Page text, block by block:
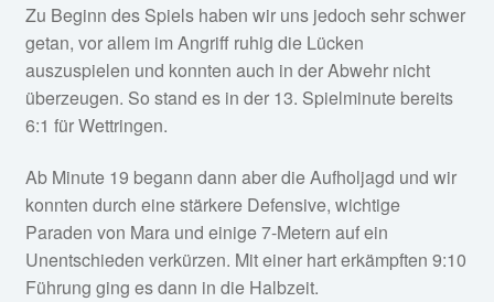
Zu Beginn des Spiels haben wir uns jedoch sehr schwer
getan, vor allem im Angriff ruhig die Lücken
auszuspielen und konnten auch in der Abwehr nicht
überzeugen. So stand es in der 13. Spielminute bereits
6:1 für Wettringen.
Ab Minute 19 begann dann aber die Aufholjagd und wir
konnten durch eine stärkere Defensive, wichtige
Paraden von Mara und einige 7-Metern auf ein
Unentschieden verkürzen. Mit einer hart erkämpften 9:10
Führung ging es dann in die Halbzeit.